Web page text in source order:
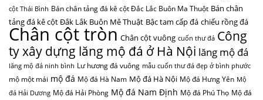
cột Thái Bình Bán chân tảng đá kê cột Đắc Lắc Buôn Ma Thuột Bán chân
tảng đá kê cột Đắk Lắk Buôn Mê Thuật Bậc tam cấp đá chiếu rồng đá
Chân cột tròn Chân cột vuông cuốn thư đá Công
ty xây dựng lăng mộ đá ở Hà Nội lăng mộ đá
lăng mộ đá ninh bình Lư hương đá vuông mẫu cuốn thư đá đẹp ở bình phước
mộ một mái mộ đá Mộ đá Hà Nam Mộ đá Hà Nội Mộ đá Hưng Yên Mộ
đá Hải Dương Mộ đá Hải Phòng Mộ đá Nam Định Mộ đá Phú Thọ Mộ đá